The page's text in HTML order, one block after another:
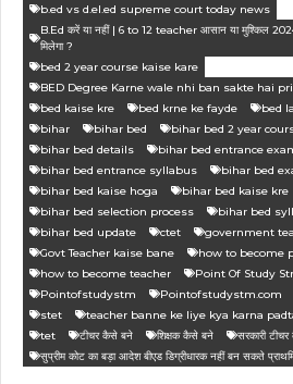
b.ed vs d.el.ed supreme court today news
B.Ed करें या नहीं | 6 to 12 teacher आसान या मुश्किल
मिलेगा ?
bed 2 year course kaise kare
BED Degree Karne wale nhi ban sakte hai
bed kaise kre
bed krne ke fayde bed
bihar
bihar bed bihar bed 2 year
bihar bed details
bihar bed entrance
bihar bed entrance syllabus
bihar bed
bihar bed kaise hoga
bihar bed kaise kre
bihar bed selection process
bihar bed
bihar bed update
ctet
government
Govt Teacher kaise bane
how to become
how to become teacher
Point Of Study
Pointofstudystm
Pointofstudystm.com
stet
teacher banne ke liye kya karna
tet
टीचर कैसे बने शिक्षक कैसे बने
सरकारी
सुप्रीम कोट का बड़ा आदेश बीएड डिग्रीधारक नहीं बन सकते